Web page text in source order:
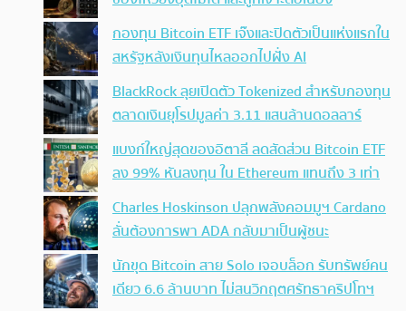
กองทุน Bitcoin ETF เจ๊งและปิดตัวเป็นแห่งแรกใน
สหรัฐหลังเงินทุนไหลออกไปฝั่ง AI
BlackRock ลุยเปิดตัว Tokenized สำหรับกองทุน
ตลาดเงินยุโรปมูลค่า 3.11 แสนล้านดอลลาร์
แบงก์ใหญ่สุดของอิตาลี ลดสัดส่วน Bitcoin ETF
ลง 99% หันลงทุน ใน Ethereum แทนถึง 3 เท่า
Charles Hoskinson ปลุกพลังคอมมูฯ Cardano
ลั่นต้องการพา ADA กลับมาเป็นผู้ชนะ
นักขุด Bitcoin สาย Solo เจอบล็อก รับทรัพย์คน
เดียว 6.6 ล้านบาท ไม่สนวิกฤตศรัทธาคริปโทฯ